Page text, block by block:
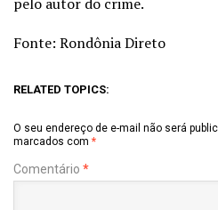
Fonte: Rondônia Direto
RELATED TOPICS:
O seu endereço de e-mail não será
marcados com *
Comentário *